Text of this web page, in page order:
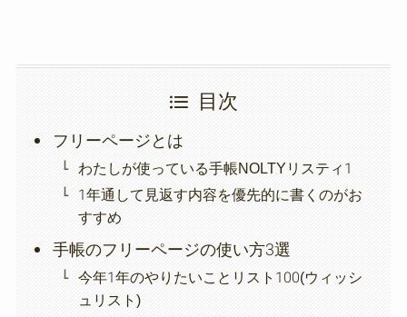
目次
フリーページとは
わたしが使っている手帳NOLTYリスティ1
1年通して見返す内容を優先的に書くのがお
すすめ
手帳のフリーページの使い方3選
今年1年のやりたいことリスト100(ウィッシ
ュリスト)